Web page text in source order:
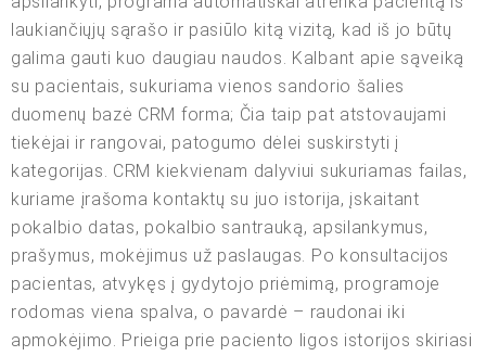
laukiančiųjų sąrašo ir pasiūlo kitą vizitą, kad iš jo būtų
galima gauti kuo daugiau naudos. Kalbant apie sąveiką
su pacientais, sukuriama vienos sandorio šalies
duomenų bazė CRM forma; Čia taip pat atstovaujami
tiekėjai ir rangovai, patogumo dėlei suskirstyti į
kategorijas. CRM kiekvienam dalyviui sukuriamas failas,
kuriame įrašoma kontaktų su juo istorija, įskaitant
pokalbio datas, pokalbio santrauką, apsilankymus,
prašymus, mokėjimus už paslaugas. Po konsultacijos
pacientas, atvykęs į gydytojo priėmimą, programoje
rodomas viena spalva, o pavardė – raudonai iki
apmokėjimo. Prieiga prie paciento ligos istorijos skiriasi